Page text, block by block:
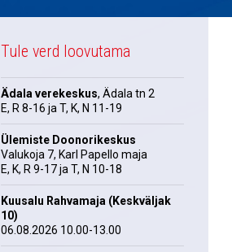
Tule verd loovutama
Ädala verekeskus, Ädala tn 2
E, R 8-16 ja T, K, N 11-19
Ülemiste Doonorikeskus
Valukoja 7, Karl Papello maja
E, K, R 9-17 ja T, N 10-18
Kuusalu Rahvamaja (Keskväljak
10)
06.08.2026 10.00-13.00